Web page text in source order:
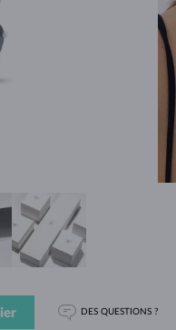
DES QUESTIONS ?